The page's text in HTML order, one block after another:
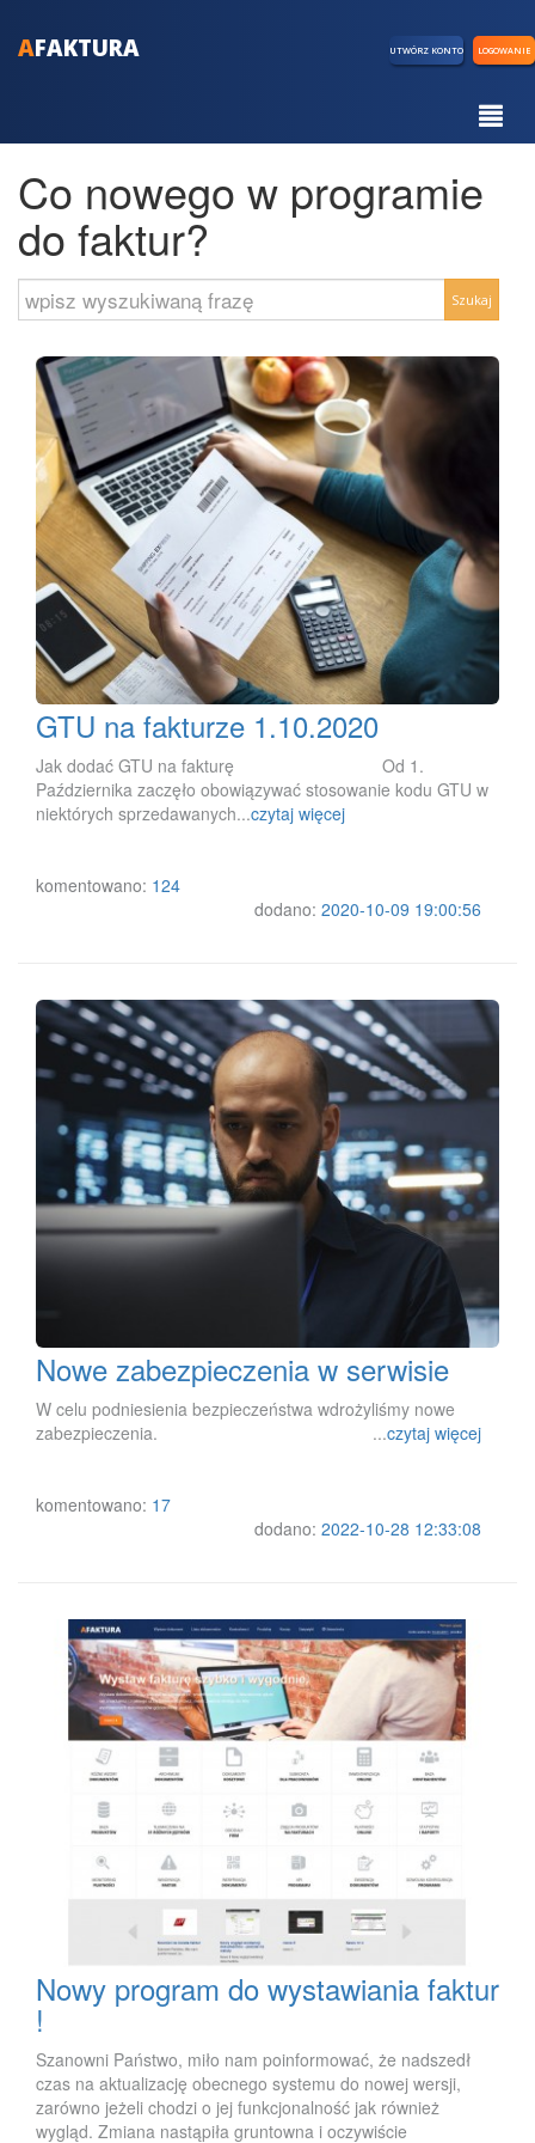
AFAKTURA UTWÓRZ KONTO LOGOWANIE
Co nowego w programie
do faktur?
GTU na fakturze 1.10.2020
Jak dodać GTU na fakturę Od 1.
Października zaczęło obowiązywać stosowanie kodu GTU w
niektórych sprzedawanych...czytaj więcej
komentowano: 124
dodano: 2020-10-09 19:00:56
Nowe zabezpieczenia w serwisie
W celu podniesienia bezpieczeństwa wdrożyliśmy nowe
zabezpieczenia. ...czytaj więcej
komentowano: 17
dodano: 2022-10-28 12:33:08
Nowy program do wystawiania faktur
!
Szanowni Państwo, miło nam poinformować, że nadszedł
czas na aktualizację obecnego systemu do nowej wersji,
zarówno jeżeli chodzi o jej funkcjonalność jak również
wygląd. Zmiana nastąpiła gruntowna i oczywiście